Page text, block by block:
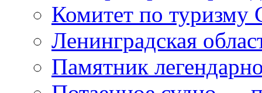
Комитет по туризму
Ленинградская
Памятник